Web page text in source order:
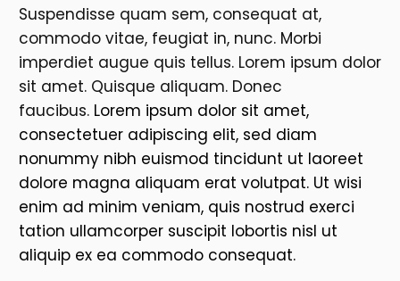
Suspendisse quam sem, consequat at,
commodo vitae, feugiat in, nunc. Morbi
imperdiet augue quis tellus. Lorem ipsum dolor
sit amet. Quisque aliquam. Donec
faucibus. Lorem ipsum dolor sit amet,
consectetuer adipiscing elit, sed diam
nonummy nibh euismod tincidunt ut laoreet
dolore magna aliquam erat volutpat. Ut wisi
enim ad minim veniam, quis nostrud exerci
tation ullamcorper suscipit lobortis nisl ut
aliquip ex ea commodo consequat.